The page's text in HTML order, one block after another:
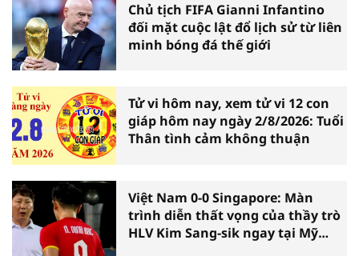
Chủ tịch FIFA Gianni Infantino
đối mặt cuộc lật đổ lịch sử từ liên
minh bóng đá thế giới
Tử vi hôm nay, xem tử vi 12 con
giáp hôm nay ngày 2/8/2026: Tuổi
Thân tình cảm không thuận
Việt Nam 0-0 Singapore: Màn
trình diễn thất vọng của thầy trò
HLV Kim Sang-sik ngay tại Mỹ